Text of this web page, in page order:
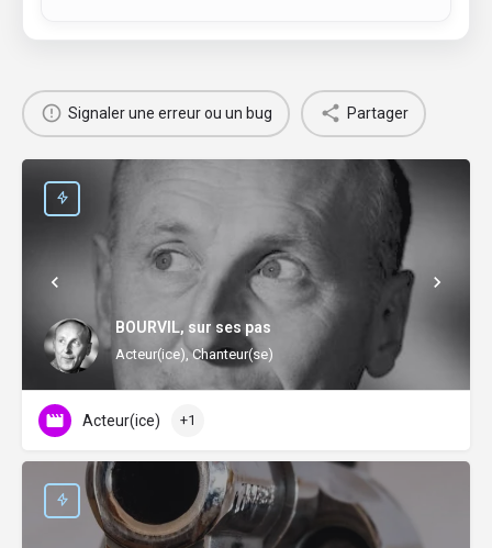
Signaler une erreur ou un bug Partager
BOURVIL, sur ses pas
Acteur(ice), Chanteur(se)
Acteur(ice) +1